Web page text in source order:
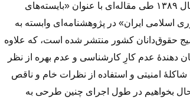
اعظم و کلیدى طرحِ مذکور عیناً و واژه به واژه در سال ١٣٨٩ طى مقاله‌اى با عنوان «بایسته‌های
ایران» در پژوهشنامه‌اى وابسته به
حقوق‌دانان کشور منتشر شده است، که علاوه
دهندهٔ عدم کارِ کارشناسى و عدم بهره از نظر
شاکلهٔ امنیتى و استفاده از نظرات خام و ناقص
حال بخواهیم در طول اجراى چنین طرحى به